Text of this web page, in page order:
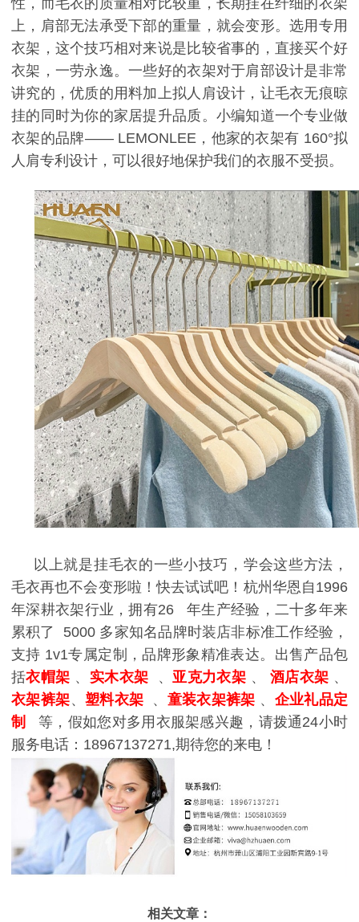
性，而毛衣的质量相对比较重，长期挂在纤细的衣架
上，肩部无法承受下部的重量，就会变形。选用专用
衣架，这个技巧相对来说是比较省事的，直接买个好
衣架，一劳永逸。一些好的衣架对于肩部设计是非常
讲究的，优质的用料加上拟人肩设计，让毛衣无痕晾
挂的同时为你的家居提升品质。小编知道一个专业做
衣架的品牌—— LEMONLEE，他家的衣架有 160°拟
人肩专利设计，可以很好地保护我们的衣服不受损。
以上就是挂毛衣的一些小技巧，学会这些方法，
毛衣再也不会变形啦！快去试试吧！ 杭州华恩自 1996
年深耕衣架行业，拥有26
年生产经验，二十多年来
累积了
5000 多家知名品牌时装店非标准工作经验，
支持 1v1专属定制，品牌形象精准表达。 出售产品包
括衣帽架 、 实木衣架 、 亚克力衣架 、 酒店衣架 、
衣架裤架、 塑料衣架 、 童装衣架裤架 、 企业礼品定
制
等，假如您对多用衣服架感兴趣，请拨通24小时
服务电话：18967137271,期待您的来电！
相关文章：